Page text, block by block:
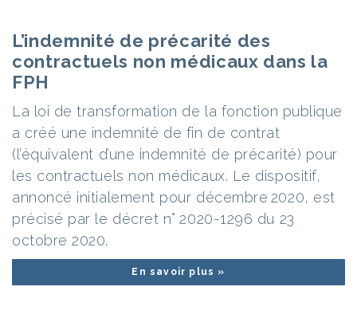
L’indemnité de précarité des
contractuels non médicaux dans la
FPH
La loi de transformation de la fonction publique
a créé une indemnité de fin de contrat
(l’équivalent d’une indemnité de précarité) pour
les contractuels non médicaux. Le dispositif,
annoncé initialement pour décembre 2020, est
précisé par le décret n° 2020-1296 du 23
octobre 2020.
En savoir plus »